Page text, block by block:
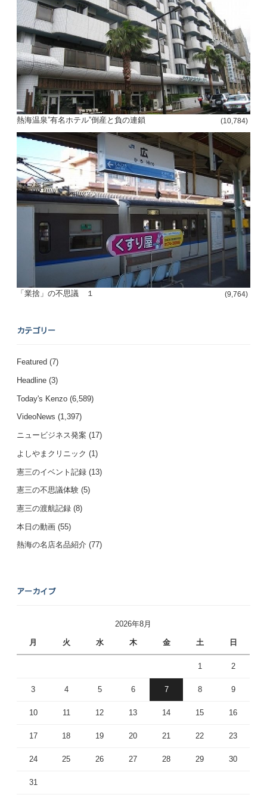
熱海温泉”有名ホテル”倒産と負の連鎖 (10,784)
「業捨」の不思議 １ (9,764)
カテゴリー
Featured (7)
Headline (3)
Today's Kenzo (6,589)
VideoNews (1,397)
ニュービジネス発案 (17)
よしやまクリニック (1)
憲三のイベント記録 (13)
憲三の不思議体験 (5)
憲三の渡航記録 (8)
本日の動画 (55)
熱海の名店名品紹介 (77)
アーカイブ
2026年8月
月 火 水 木 金 土 日
1 2
3 4 5 6 7 8 9
10 11 12 13 14 15 16
17 18 19 20 21 22 23
24 25 26 27 28 29 30
31